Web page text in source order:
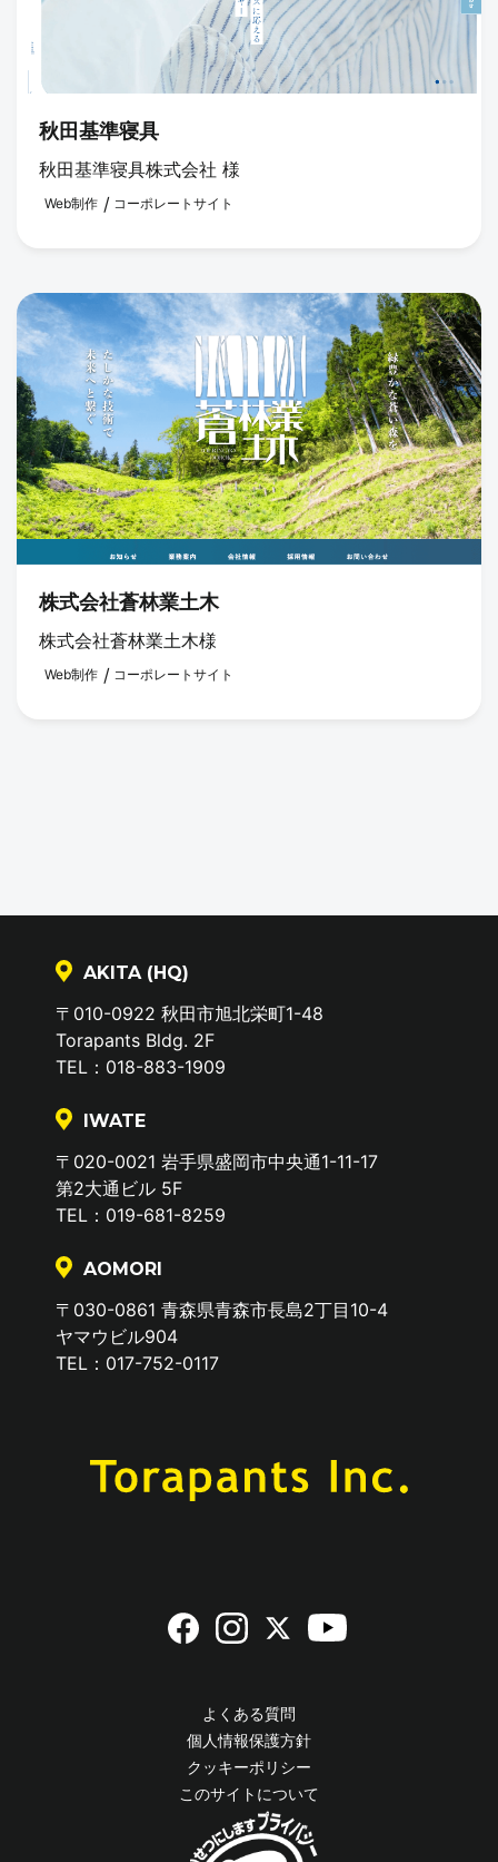
秋田基準寝具
秋田基準寝具株式会社 様
Web制作 コーポレートサイト
株式会社蒼林業土木
株式会社蒼林業土木様
Web制作 コーポレートサイト
AKITA (HQ)
〒010-0922 秋田市旭北栄町1-48
Torapants Bldg. 2F
TEL：018-883-1909
IWATE
〒020-0021 岩手県盛岡市中央通1-11-17
第2大通ビル 5F
TEL：019-681-8259
AOMORI
〒030-0861 青森県青森市長島2丁目10-4
ヤマウビル904
TEL：017-752-0117
よくある質問
個人情報保護方針
クッキーポリシー
このサイトについて